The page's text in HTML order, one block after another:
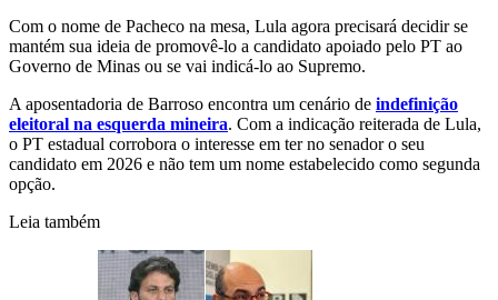
Com o nome de Pacheco na mesa, Lula agora precisará decidir se
mantém sua ideia de promovê-lo a candidato apoiado pelo PT ao
Governo de Minas ou se vai indicá-lo ao Supremo.
A aposentadoria de Barroso encontra um cenário de indefinição
eleitoral na esquerda mineira. Com a indicação reiterada de Lula,
o PT estadual corrobora o interesse em ter no senador o seu
candidato em 2026 e não tem um nome estabelecido como segunda
opção.
Leia também